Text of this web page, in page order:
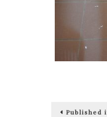
Published